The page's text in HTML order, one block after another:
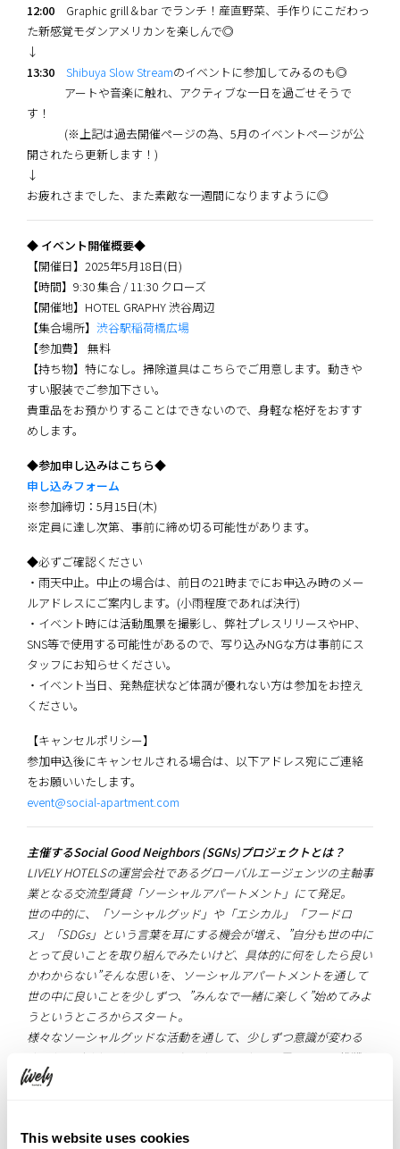
This website uses cookies
12:00 Graphic grill＆bar でランチ！産直野菜、手作りにこだわっ
た新感覚モダンアメリカンを楽しんで◎
↓
13:30
Shibuya Slow Streamのイベントに参加してみるのも◎
アートや音楽に触れ、アクティブな一日を過ごせそうで
す！
(※上記は過去開催ページの為、5月のイベントページが公
開されたら更新します！)
↓
お疲れさまでした、また素敵な一週間になりますように◎
◆ イベント開催概要◆
【開催日】2025年5月18日(日)
【時間】9:30 集合 / 11:30 クローズ
【開催地】HOTEL GRAPHY 渋谷周辺
【集合場所】 渋谷駅稲荷橋広場
【参加費】 無料
【持ち物】特になし。掃除道具はこちらでご用意します。動きや
すい服装でご参加下さい。
貴重品をお預かりすることはできないので、身軽な格好をおすす
めします。
◆参加申し込みはこちら◆
申し込みフォーム
※参加締切：5月15日(木)
※定員に達し次第、事前に締め切る可能性があります。
◆必ずご確認ください
・雨天中止。中止の場合は、前日の21時までにお申込み時のメー
ルアドレスにご案内します。(小雨程度であれば決行)
・イベント時には活動風景を撮影し、弊社プレスリリースやHP、
SNS等で使用する可能性があるので、写り込みNGな方は事前にス
タッフにお知らせください。
・イベント当日、発熱症状など体調が優れない方は参加をお控え
ください。
【キャンセルポリシー】
参加申込後にキャンセルされる場合は、以下アドレス宛にご連絡
をお願いいたします。
event@social-apartment.com
主催するSocial Good Neighbors (SGNs)プロジェクトとは？
LIVELY HOTELSの運営会社であるグローバルエージェンツの主軸事
業となる交流型賃貸「ソーシャルアパートメント」にて発足。
世の中的に、「ソーシャルグッド」や「エシカル」「フードロ
ス」「SDGs」という言葉を耳にする機会が増え、”自分も世の中に
とって良いことを取り組んでみたいけど、具体的に何をしたら良い
かわからない”そんな思いを、ソーシャルアパートメントを通して
世の中に良いことを少しずつ、”みんなで一緒に楽しく”始めてみよ
うというところからスタート。
様々なソーシャルグッドな活動を通して、少しずつ意識が変わる
きっかけづくりとして、みんなでやってみたいと思うことに挑戦し
ています。